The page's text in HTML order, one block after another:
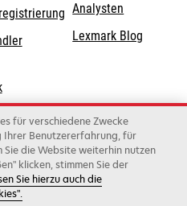
einer
neuen
Analysten
Lexmark Blog
ein Unternehmen von Xerox
für verschiedene Zwecke
Ihrer Benutzererfahrung, für
die Website weiterhin nutzen
klicken, stimmen Sie der
Sie hierzu auch die